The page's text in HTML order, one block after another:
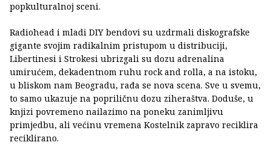
popkulturalnoj sceni.
Radiohead i mladi DIY bendovi su uzdrmali diskografske
gigante svojim radikalnim pristupom u distribuciji,
Libertinesi i Strokesi ubrizgali su dozu adrenalina
umirućem, dekadentnom ruhu rock and rolla, a na istoku,
u bliskom nam Beogradu, rađa se nova scena. Sve u svemu,
to samo ukazuje na popriličnu dozu ziheraštva. Doduše, u
knjizi povremeno nailazimo na poneku zanimljivu
primjedbu, ali većinu vremena Kostelnik zapravo reciklira
reciklirano.